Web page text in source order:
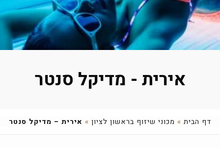
אירית - מדיקל סנטר
דף הבית » מכוני שיזוף בראשון לציון » אירית – מדיקל סנטר